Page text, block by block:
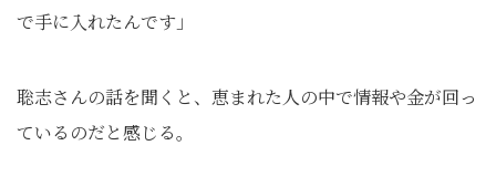
で手に入れたんです」
聡志さんの話を聞くと、恵まれた人の中で情報や金が回っ
ているのだと感じる。